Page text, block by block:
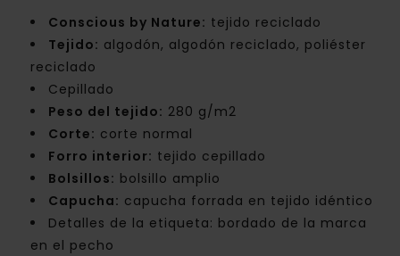
Conscious by Nature: tejido reciclado
Tejido: algodón, algodón reciclado, poliéster
reciclado
Cepillado
Peso del tejido: 280 g/m2
Corte: corte normal
Forro interior: tejido cepillado
Bolsillos: bolsillo amplio
Capucha: capucha forrada en tejido idéntico
Detalles de la etiqueta: bordado de la marca
en el pecho